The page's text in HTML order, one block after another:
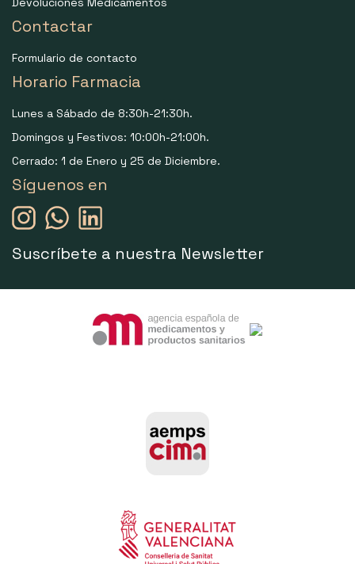
Contactar
Formulario de contacto
Horario Farmacia
Lunes a Sábado de 8:30h-21:30h.
Domingos y Festivos: 10:00h-21:00h.
Cerrado: 1 de Enero y 25 de Diciembre.
Síguenos en
Suscríbete a nuestra Newsletter